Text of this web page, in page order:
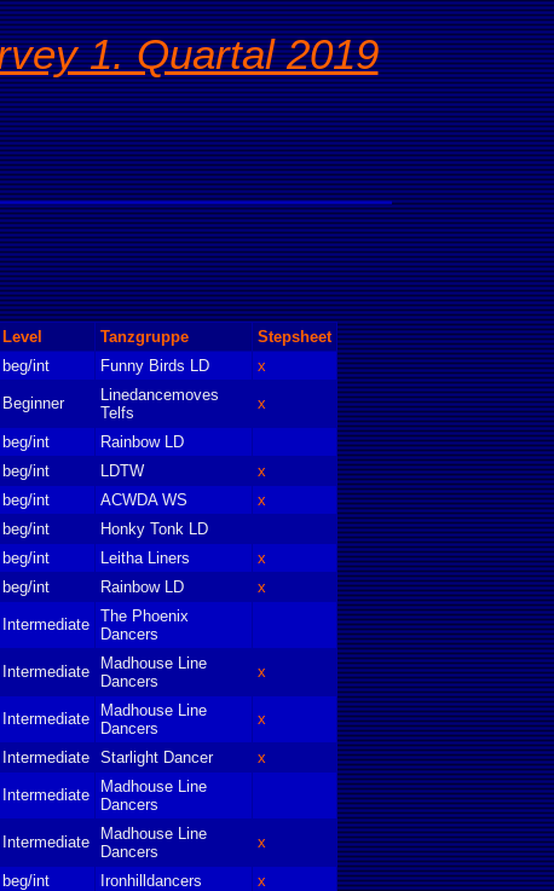
1. Quartal 2019
Level Tanzgruppe
Stepsheet
beg/int Funny Birds LD x
Beginner
Linedancemoves
Telfs
x
beg/int
Rainbow LD
beg/int LDTW
x
beg/int ACWDA WS
x
beg/int
Honky Tonk LD
beg/int Leitha Liners
x
beg/int Rainbow LD x
Intermediate The Phoenix
Dancers
Intermediate
Madhouse Line
Dancers
x
Intermediate
Madhouse Line
Dancers
x
Intermediate Starlight Dancer x
Intermediate
Madhouse Line
Dancers
Intermediate
Madhouse Line
Dancers
x
beg/int Ironhilldancers x